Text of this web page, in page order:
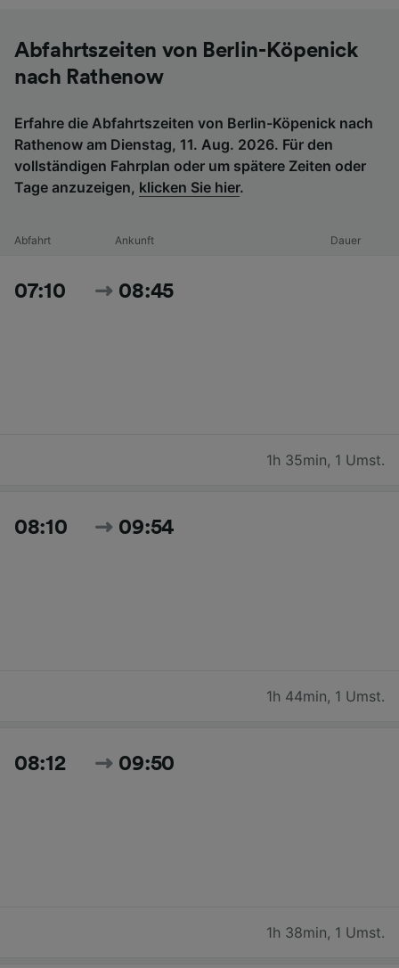
Abfahrtszeiten von Berlin-Köpenick
nach Rathenow
Erfahre die Abfahrtszeiten von Berlin-Köpenick nach
Rathenow am Dienstag, 11. Aug. 2026. Für den
vollständigen Fahrplan oder um spätere Zeiten oder
Tage anzuzeigen, klicken Sie hier.
Abfahrt Ankunft Dauer
07:10 08:45
1h 35min, 1 Umst.
08:10 09:54
1h 44min, 1 Umst.
08:12 09:50
1h 38min, 1 Umst.